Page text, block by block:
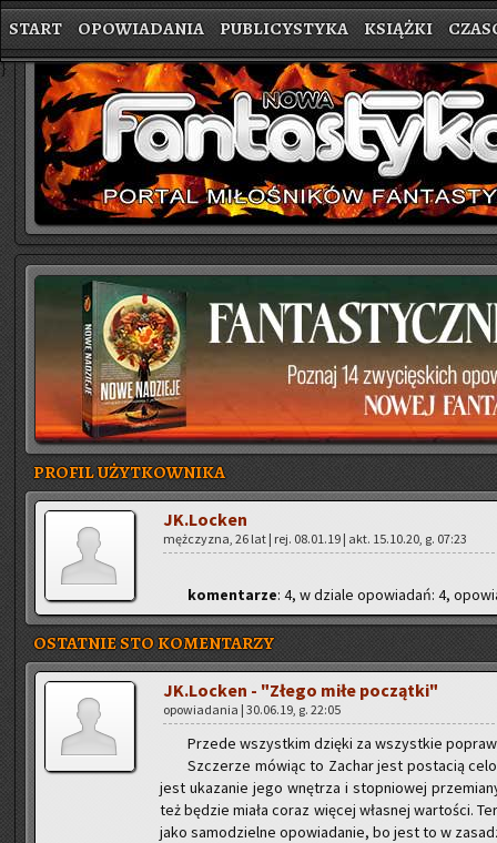
START OPOWIADANIA PUBLICYSTYKA KSIĄŻKI
}
PROFIL UŻYTKOWNIKA
JK.Locken
męż­czy­zna, 26 lat | rej. 08.01.19 | akt. 15.10.20, g. 07:23
ko­men­ta­rze: 4, w dzia­le opo­wia­dań: 4,
OSTATNIE STO KOMENTARZY
JK.Locken - "Złego miłe po­cząt­ki"
opo­wia­da­nia | 30.06.19, g. 22:05
Przede wszyst­kim dzię­ki za wszyst­kie
Szcze­rze mó­wiąc to Za­char jest po­sta­cią
jest uka­za­nie jego wnę­trza i stop­nio­wej
też bę­dzie miała coraz wię­cej wła­snej war­to­ści.
jako sa­mo­dziel­ne opo­wia­da­nie, bo jest to w